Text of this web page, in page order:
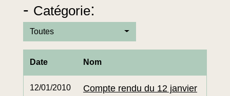
- Catégorie:
Toutes
Date Nom
12/01/2010
Compte rendu du 12 janvier